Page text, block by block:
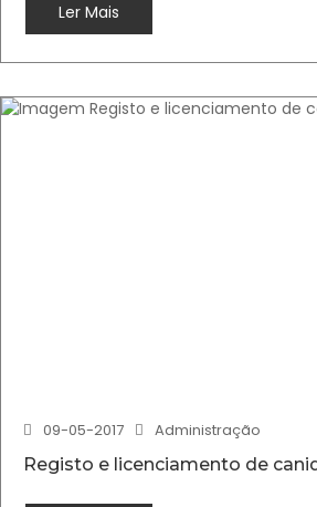
Ler Mais
09-05-2017
Administração
Registo e licenciamento de